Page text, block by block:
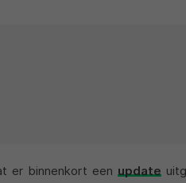
er binnenkort een update